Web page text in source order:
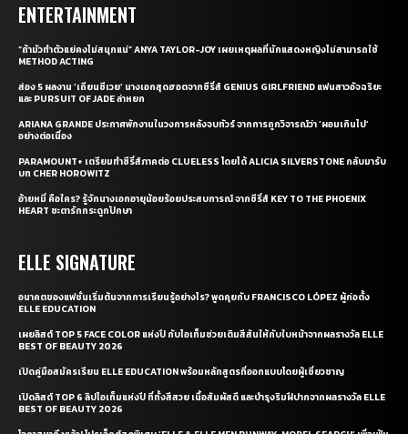
ENTERTAINMENT
“ถ้ามัวทำตัวแย่คงไม่สนุกแน่” ANYA TAYLOR-JOY เผยเหตุผลที่นักแสดงหญิงไม่สามารถใช้
METHOD ACTING
ส่อง 5 ผลงาน ‘เถียนซีเวย’ นางเอกสุดฮอตจากซีรี่ส์ GENIUS GIRLFRIEND แฟนสาวอัจฉริยะ
และ PURSUIT OF JADE ล่าหยก
ARIANA GRANDE ประกาศพักงานในวงการหลังจบทัวร์ จากการถูกวิจารณ์ว่า ‘ผอมเกินไป’
อย่างต่อเนื่อง
PARAMOUNT+ เตรียมทำซีรี่ส์ภาคต่อ CLUELESS โดยได้ ALICIA SILVERSTONE กลับมารับ
บท CHER HOROWITZ
อ้ายหมี่ คือใคร? รู้จักนางเอกอายุน้อยร้อยประสบการณ์ จากซีรี่ส์ KEY TO THE PHOENIX
HEART ชะตารักกระดูกปักษา
ELLE SIGNATURE
อนาคตของแฟชั่นเริ่มต้นจากการเรียนรู้อย่างไร? พูดคุยกับ FRANCISCO LÓPEZ ผู้ก่อตั้ง
ELLE EDUCATION
เผยลิสต์ TOP 5 FACE COLOR แห่งปี กับไอเท็มช่วยเติมสีสันให้กับใบหน้าจากผลรางวัล ELLE
BEST OF BEAUTY 2026
เปิดคู่มือสมัครเรียน ELLE EDUCATION พร้อมหลักสูตรที่ออกแบบโดยผู้เชี่ยวชาญ
เปิดลิสต์ TOP 6 ลิปไอเท็มแห่งปี ที่ทั้งสีสวย เนื้อสัมผัสดี และบำรุงริมฝีปากจากผลรางวัล ELLE
BEST OF BEAUTY 2026